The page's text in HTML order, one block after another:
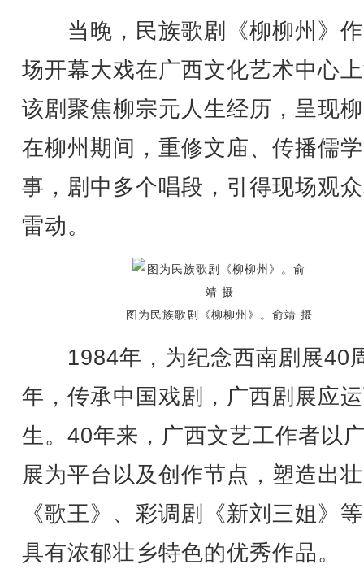
当晚，民族歌剧《柳柳州》
场开幕大戏在广西文化艺术中心
该剧聚焦柳宗元人生经历，呈现
在柳州期间，重修文庙、传播儒
事，剧中多个唱段，引得现场观
雷动。
图为民族歌剧《柳柳州》。俞靖 摄
1984年，为纪念西南剧展40
年，传承中国戏剧，广西剧展应
生。40年来，广西文艺工作者以
展为平台以及创作节点，塑造出
《歌王》、彩调剧《新刘三姐》
具有浓郁壮乡特色的优秀作品。